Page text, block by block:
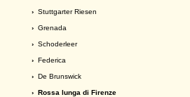
› Stuttgarter Riesen
› Grenada
› Schoderleer
› Federica
› De Brunswick
› Rossa lunga di Firenze